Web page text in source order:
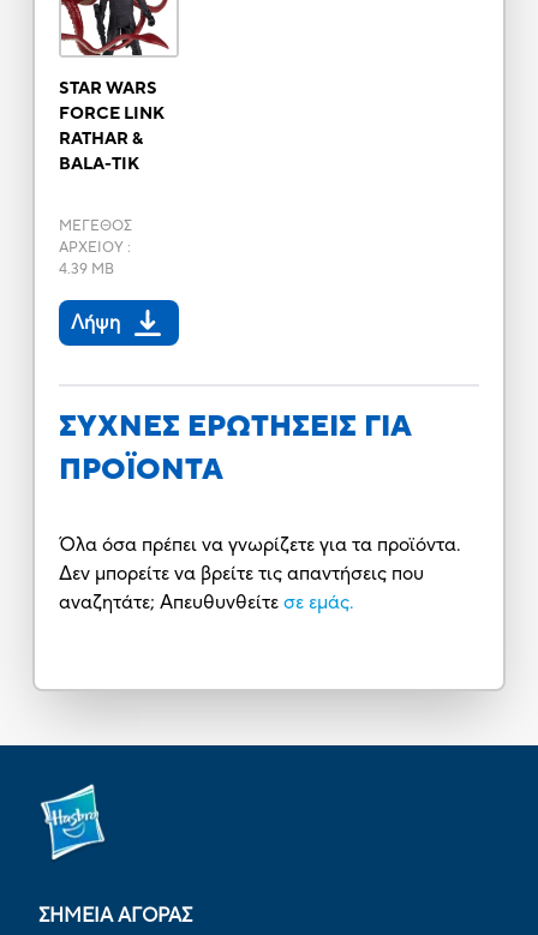
STAR WARS
FORCE LINK
RATHAR &
BALA-TIK
ΜΕΓΕΘΟΣ
ΑΡΧΕΙΟΥ:
4.39 MB
Λήψη
ΣΥΧΝΕΣ ΕΡΩΤΗΣΕΙΣ ΓΙΑ
ΠΡΟΪΟΝΤΑ
Όλα όσα πρέπει να γνωρίζετε για τα προϊόντα.
Δεν μπορείτε να βρείτε τις απαντήσεις που
αναζητάτε; Απευθυνθείτε σε εμάς.
ΣΗΜΕΙΑ ΑΓΟΡΑΣ